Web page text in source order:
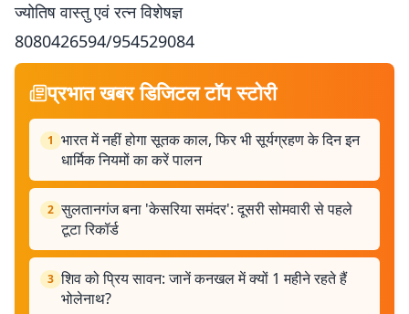
ज्योतिष वास्तु एवं रत्न विशेषज्ञ
8080426594/954529084
प्रभात खबर डिजिटल टॉप स्टोरी
1 भारत में नहीं होगा सूतक काल, फिर भी सूर्यग्रहण के दिन इन
धार्मिक नियमों का करें पालन
2 सुलतानगंज बना 'केसरिया समंदर': दूसरी सोमवारी से पहले
टूटा रिकॉर्ड
3 शिव को प्रिय सावन: जानें कनखल में क्यों 1 महीने रहते हैं
भोलेनाथ?